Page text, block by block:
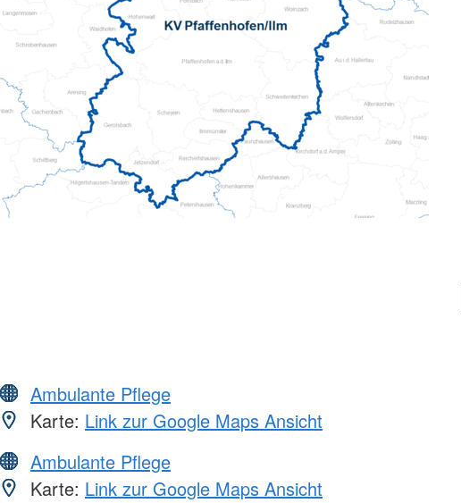
Ambulante Pflege
Karte: Link zur Google Maps Ansicht
Ambulante Pflege
Karte: Link zur Google Maps Ansicht